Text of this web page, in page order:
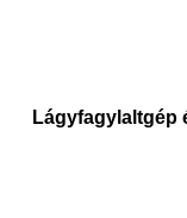
Lágyfagylaltgép